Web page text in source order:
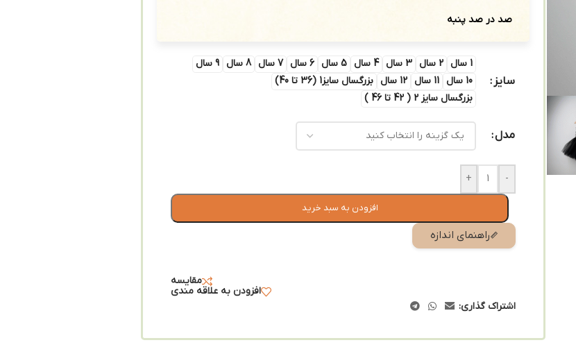
صد در صد پنبه
سایز
1 سال 2 سال 3 سال 4 سال 5 سال 6 سال 7 سال 8 سال
9 سال
10 سال
11 سال 12 سال
بزرگسال سایز1 (36 تا 40)
بزرگسال سایز 2 ( 42 تا 46 )
مدل
-
+
افزودن به سبد خرید
راهنمای اندازه
مقایسه
افزودن به علاقه مندی
اشتراک گذاری: